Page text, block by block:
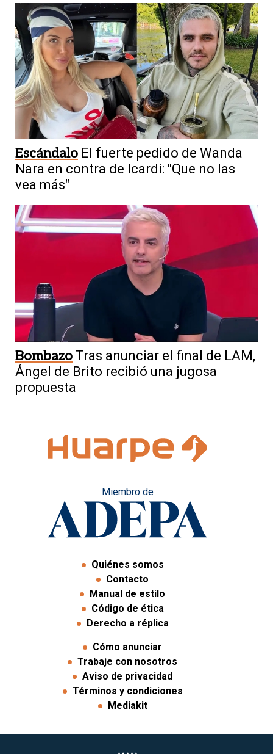
Escándalo El fuerte pedido de Wanda
Nara en contra de Icardi: "Que no las
vea más"
Bombazo Tras anunciar el final de LAM,
Ángel de Brito recibió una jugosa
propuesta
Miembro de
Quiénes somos
Contacto
Manual de estilo
Código de ética
Derecho a réplica
Cómo anunciar
Trabaje con nosotros
Aviso de privacidad
Términos y condiciones
Mediakit